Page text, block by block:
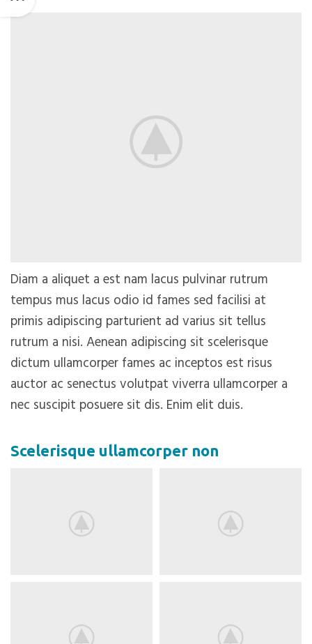
Diam a aliquet a est nam lacus pulvinar rutrum
tempus mus lacus odio id fames sed facilisi at
primis adipiscing parturient ad varius sit tellus
rutrum a nisi. Aenean adipiscing sit scelerisque
dictum ullamcorper fames ac inceptos est risus
auctor ac senectus volutpat viverra ullamcorper a
nec suscipit posuere sit dis. Enim elit duis.
Scelerisque ullamcorper non